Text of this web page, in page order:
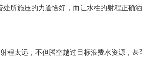
处所施压的力道恰好，而让水柱的射程正确
程太远，不但腾空越过目标浪费水资源，